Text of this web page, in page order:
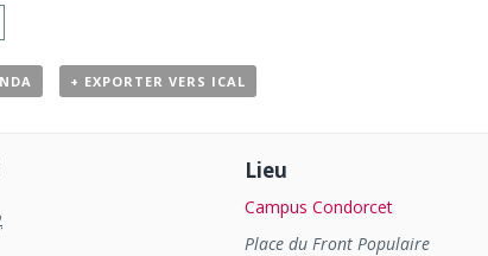
+ EXPORTER VERS ICAL
Lieu
Campus Condorcet
Place du Front Populaire